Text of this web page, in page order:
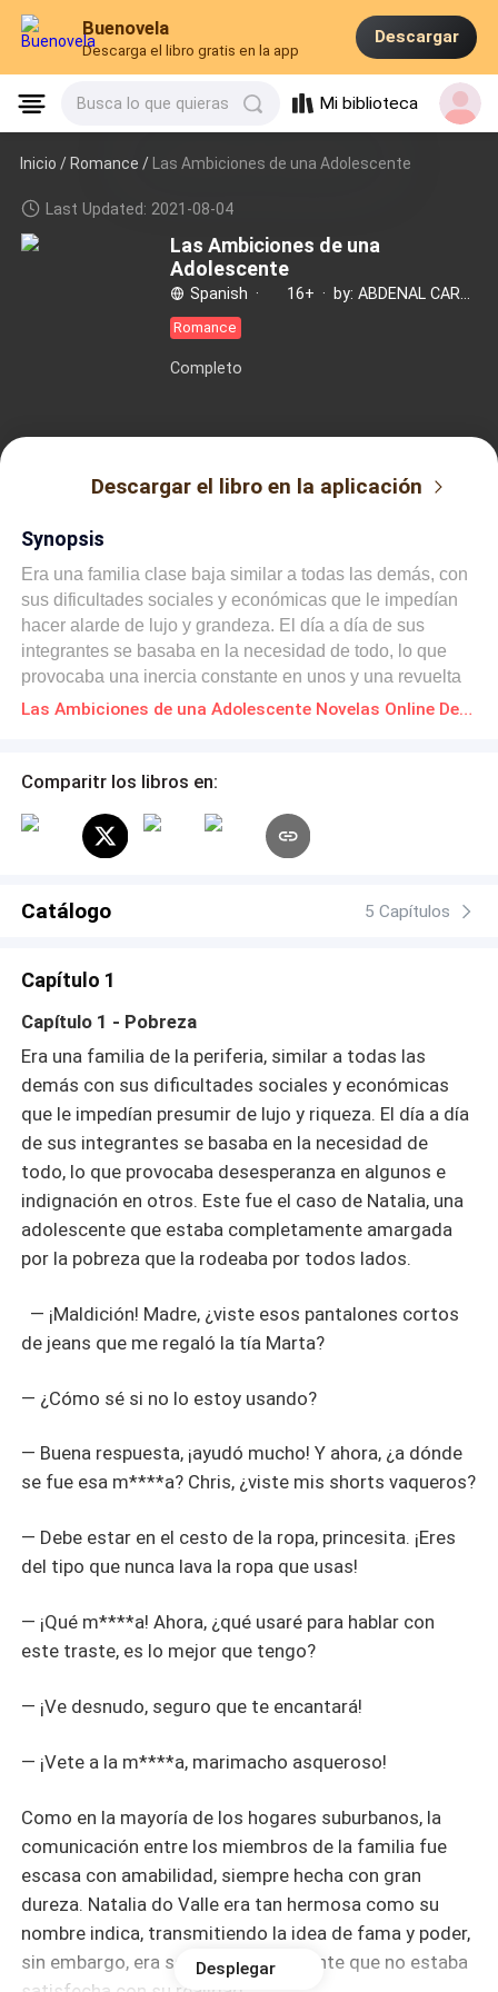
Buenovela
Descarga el libro gratis en la app
Descargar
Busca lo que quieras Mi biblioteca
Inicio /Romance / Las Ambiciones de una Adolescente
Last Updated: 2021-08-04
Las Ambiciones de una
Adolescente
Spanish · 16+ ·
Romance
Completo
Descargar el libro en la aplicación
Synopsis
Era una familia clase baja similar a todas las demás, con
sus dificultades sociales y económicas que le impedían
hacer alarde de lujo y grandeza. El día a día de sus
integrantes se basaba en la necesidad de todo, lo que
provocaba una inercia constante en unos y una revuelta
total en otros. Ese fue el caso de Nathália, una
capacidad de amar, veía este sentimiento con desprecio y
propósito al salir con ese joven rico era simplemente la
intención de que pudieran casarse y asegurar su futuro.
fortuna, se convertiría en el dueño de todos los bienes de
ambición no tenía límites.
Las Ambiciones de una Adolescente Novelas Online Descarga gratuita de PDF
Comparitr los libros en:
Catálogo 5 Capítulos
Capítulo 1
Capítulo 1 - Pobreza
Era una familia de la periferia, similar a todas las
demás con sus dificultades sociales y económicas
que le impedían presumir de lujo y riqueza. El día a día
de sus integrantes se basaba en la necesidad de
todo, lo que provocaba desesperanza en algunos e
indignación en otros. Este fue el caso de Natalia, una
adolescente que estaba completamente amargada
por la pobreza que la rodeaba por todos lados.
— ¡Maldición! Madre, ¿viste esos pantalones cortos
de jeans que me regaló la tía Marta?
— ¿Cómo sé si no lo estoy usando?
— Buena respuesta, ¡ayudó mucho! Y ahora, ¿a dónde
se fue esa m****a? Chris, ¿viste mis shorts vaqueros?
— Debe estar en el cesto de la ropa, princesita. ¡Eres
del tipo que nunca lava la ropa que usas!
— ¡Qué m****a! Ahora, ¿qué usaré para hablar con
este traste, es lo mejor que tengo?
— ¡Ve desnudo, seguro que te encantará!
— ¡Vete a la m****a, marimacho asqueroso!
Como en la mayoría de los hogares suburbanos, la
comunicación entre los miembros de la familia fue
escasa con amabilidad, siempre hecha con gran
dureza. Natalia do Valle era tan hermosa como su
nombre indica, transmitiendo la idea de fama y poder,
sin embargo, era solo una adolescente que no estaba
Desplegar